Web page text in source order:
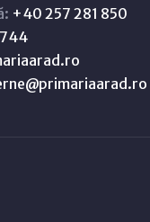
+40 257 281 850